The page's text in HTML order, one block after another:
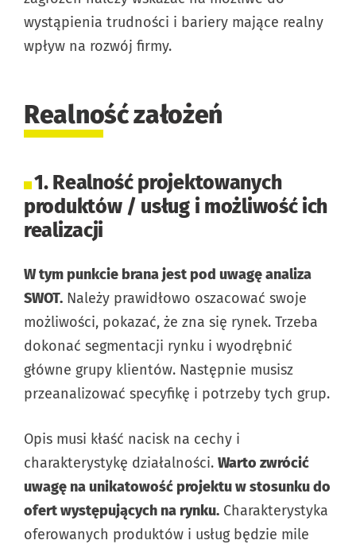
wystąpienia trudności i bariery mające realny
wpływ na rozwój firmy.
Realność założeń
1. Realność projektowanych
produktów / usług i możliwość ich
realizacji
W tym punkcie brana jest pod uwagę analiza
SWOT. Należy prawidłowo oszacować swoje
możliwości, pokazać, że zna się rynek. Trzeba
dokonać segmentacji rynku i wyodrębnić
główne grupy klientów. Następnie musisz
przeanalizować specyfikę i potrzeby tych grup.
Opis musi kłaść nacisk na cechy i
charakterystykę działalności. Warto zwrócić
uwagę na unikatowość projektu w stosunku do
ofert występujących na rynku. Charakterystyka
oferowanych produktów i usług będzie mile